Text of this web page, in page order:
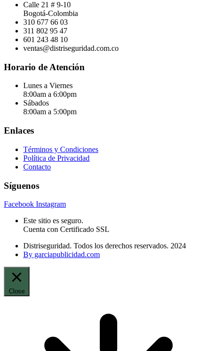
Calle 21 # 9-10
Bogotá-Colombia
310 677 66 03
311 802 95 47
601 243 48 10
ventas@distriseguridad.com.co
Horario de Atención
Lunes a Viernes
8:00am a 6:00pm
Sábados
8:00am a 5:00pm
Enlaces
Términos y Condiciones
Política de Privacidad
Contacto
Síguenos
Facebook Instagram
Este sitio es seguro.
Cuenta con Certificado SSL
Distriseguridad. Todos los derechos reservados. 2024
By garciapublicidad.com
Close